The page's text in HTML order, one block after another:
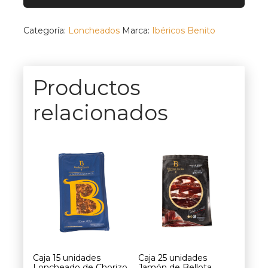
Jamón
Bellota
Loncheado
cantidad
Categoría: Loncheados Marca: Ibéricos Benito
Productos
relacionados
Caja 15 unidades
Caja 25 unidades